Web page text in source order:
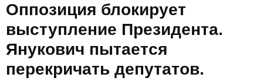
Оппозиция блокирует
выступление Президента.
Янукович пытается
перекричать депутатов.